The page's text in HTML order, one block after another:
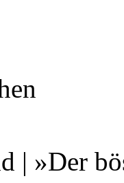
| »Der